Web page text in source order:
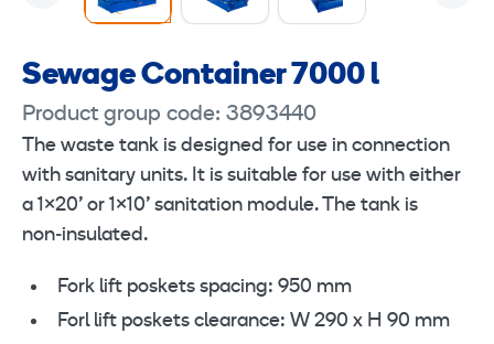
Sewage Container 7000 l
Product group code: 3893440
The waste tank is designed for use in connection
with sanitary units. It is suitable for use with either
a 1×20’ or 1×10’ sanitation module. The tank is
non‑insulated.
Fork lift poskets spacing: 950 mm
Forl lift poskets clearance: W 290 x H 90 mm